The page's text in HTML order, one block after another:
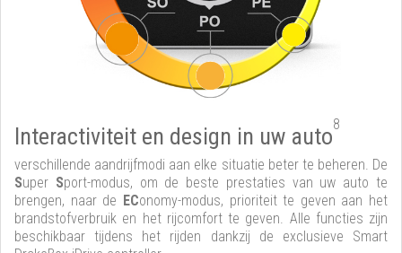
Interactiviteit en design in uw auto8
verschillende aandrijfmodi aan elke situatie beter te beheren. De
Super Sport-modus, om de beste prestaties van uw auto te
brengen, naar de EConomy-modus, prioriteit te geven aan het
brandstofverbruik en het rijcomfort te geven. Alle functies zijn
beschikbaar tijdens het rijden dankzij de exclusieve Smart